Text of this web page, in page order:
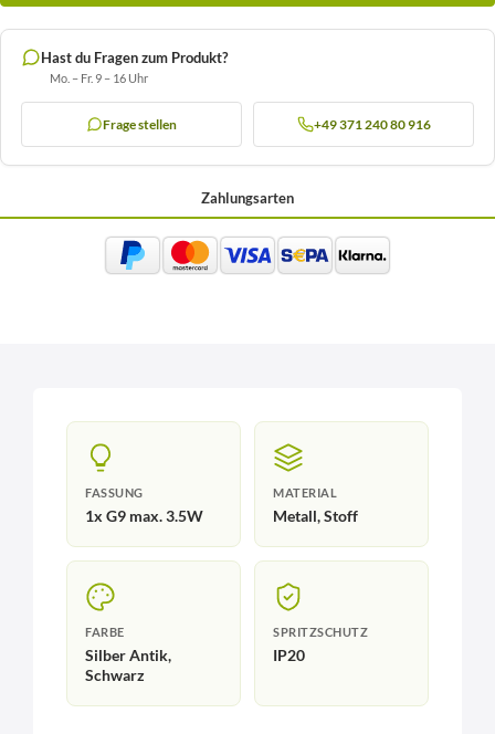
Hast du Fragen zum Produkt?
Mo. – Fr. 9 – 16 Uhr
Frage stellen +49 371 240 80 916
Zahlungsarten
FASSUNG
1x G9 max. 3.5W
MATERIAL
Metall, Stoff
FARBE
Silber Antik,
Schwarz
SPRITZSCHUTZ
IP20